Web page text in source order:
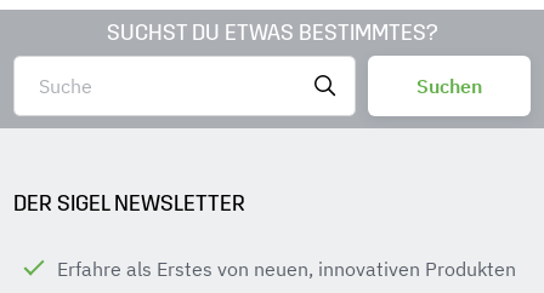
SUCHST DU ETWAS BESTIMMTES?
DER SIGEL NEWSLETTER
Erfahre als Erstes von neuen, innovativen Produkten